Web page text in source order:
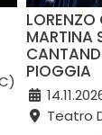
LORENZO
MARTINA
PIOGGIA
Teatro